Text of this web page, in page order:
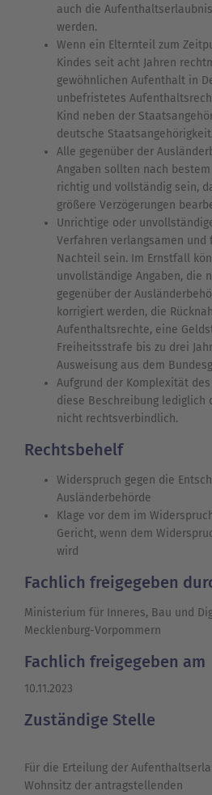
auch die
werden.
Wenn ein Elternteil zum
Kindes seit acht Jahren
gewöhnlichen Aufenthalt in
unbefristetes
Kind neben der
deutsche Staatsangehörigkeit.
Alle gegenüber der
Angaben sollten nach
richtig und vollständig sein,
größere Verzögerungen
Unrichtige oder
Verfahren verlangsamen
Nachteil sein. Im Ernstfall
unvollständige Angaben, die
gegenüber der
korrigiert werden, die
Aufenthaltsrechte, eine
Freiheitsstrafe bis zu drei
Ausweisung aus dem
Aufgrund der Komplexität
diese Beschreibung
nicht rechtsverbindlich.
Rechtsbehelf
Widerspruch gegen die
Ausländerbehörde
Klage vor dem im
Gericht, wenn dem
wird
Fachlich freigegeben
Ministerium für Inneres, Bau und
Mecklenburg-Vorpommern
Fachlich freigegeben am
10.11.2023
Zuständige Stelle
Für die Erteilung der
Wohnsitz der antragstellenden